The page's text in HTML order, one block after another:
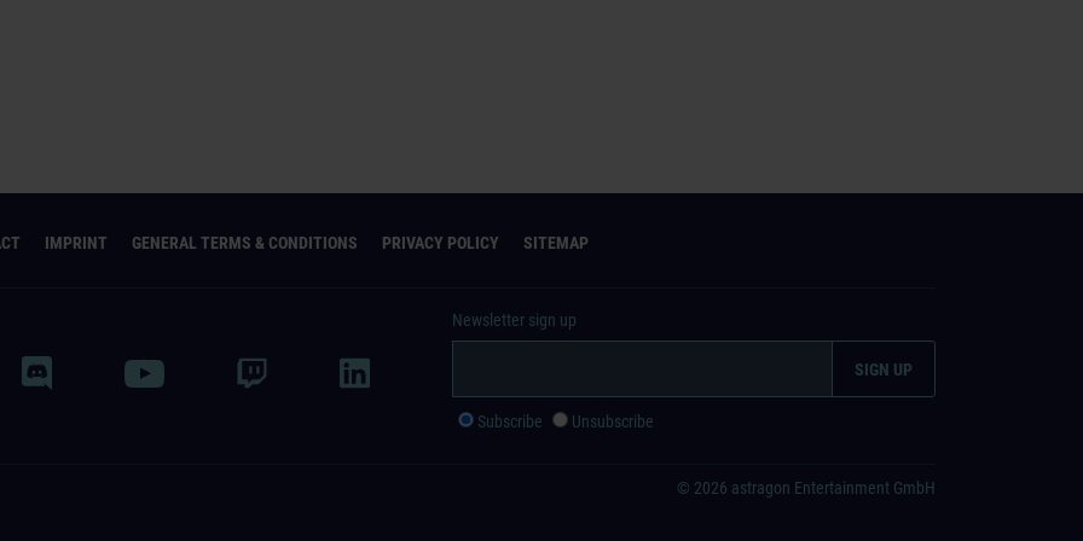
IMPRINT GENERAL TERMS & CONDITIONS PRIVACY POLICY SITEMAP
Newsletter sign up
Subscribe Unsubscribe
© 2026 astragon Entertainment GmbH